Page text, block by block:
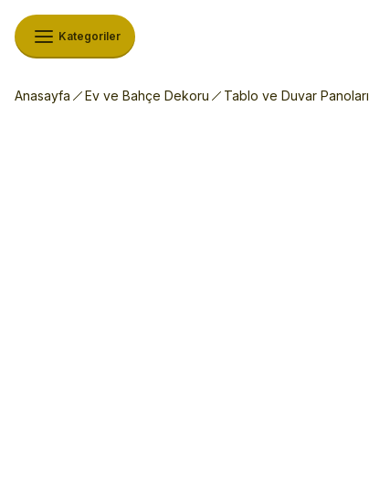
Kategoriler
Anasayfa Ev ve Bahçe Dekoru Tablo ve Duvar Panoları